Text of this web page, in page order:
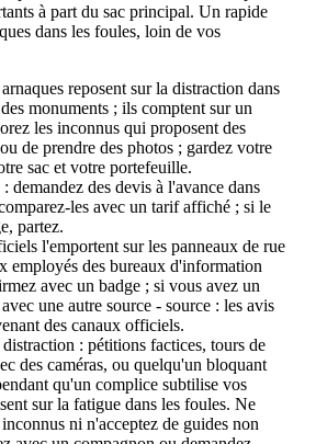
à part du sac principal. Un rapide
dans les foules, loin de vos
reposent sur la distraction dans
monuments ; ils comptent sur un
les inconnus qui proposent des
de prendre des photos ; gardez votre
sac et votre portefeuille.
demandez des devis à l'avance dans
les avec un tarif affiché ; si le
partez.
l'emportent sur les panneaux de rue
employés des bureaux d'information
avec un badge ; si vous avez un
une autre source - source : les avis
des canaux officiels.
: pétitions factices, tours de
des caméras, ou quelqu'un bloquant
qu'un complice subtilise vos
sur la fatigue dans les foules. Ne
ni n'acceptez de guides non